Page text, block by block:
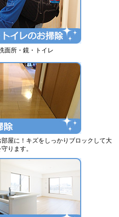
面所・鏡・トイレ
屋に！キズをしっかりブロックして大
ります。